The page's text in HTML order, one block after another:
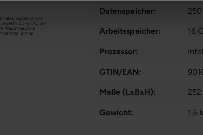
Datenspeicher: 250
Arbeitsspeicher: 16
Prozessor:
GTIN/EAN:
Maße (LxBxH):
Gewicht: 1,6